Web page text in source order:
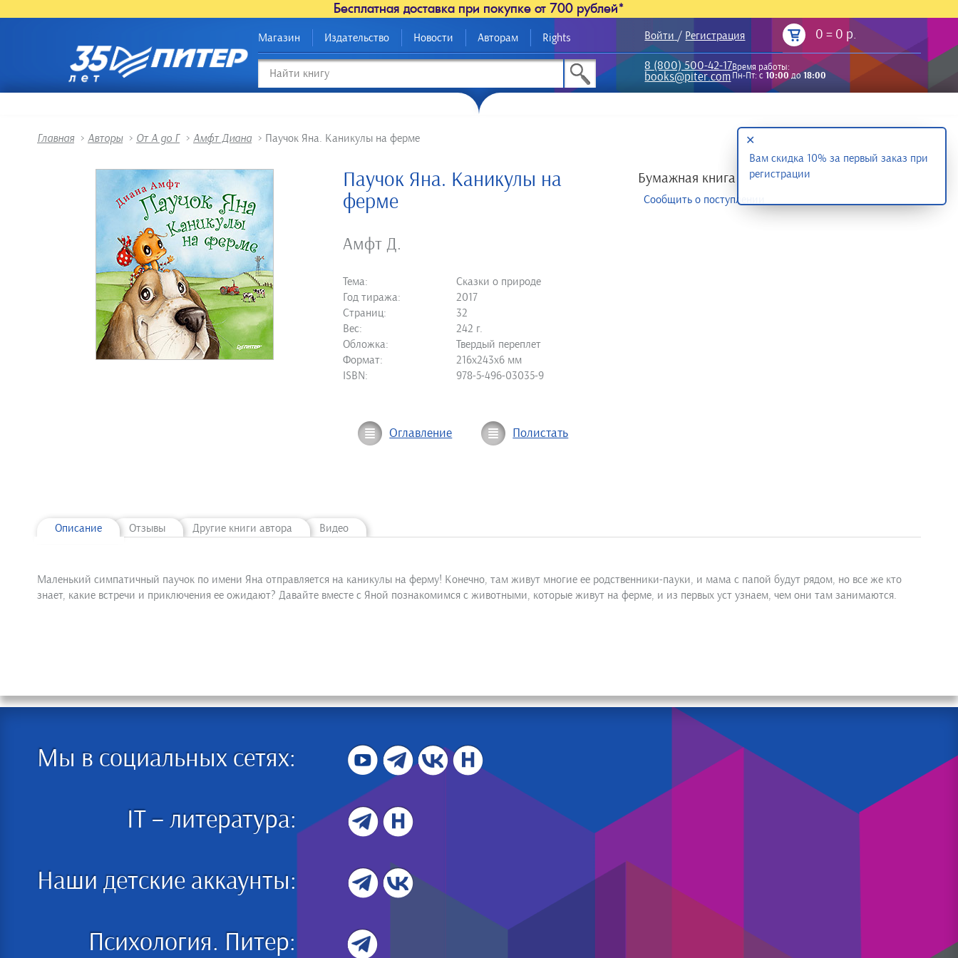
Бесплатная доставка при покупке от 700 рублей*
Магазин Издательство Новости Авторам Rights Войти / Регистрация 0 = 0 р.
8 (800) 500-42-17
books@piter.com
Время работы:
Пн-Пт: с10:00до18:00
Главная > Авторы > От А до Г > Амфт Диана > Паучок Яна. Каникулы на ферме
Паучок Яна. Каникулы на
ферме
Амфт Д.
Тема:
Сказки о природе
Год тиража:
2017
Страниц:
32
Вес:
242 г.
Обложка:
Твердый переплет
Формат:
216х243х6 мм
ISBN:
978-5-496-03035-9
Бумажная книга
Сообщить о поступлении
Оглавление Полистать
Описание Отзывы Другие книги автора Видео
Маленький симпатичный паучок по имени Яна отправляется на каникулы на ферму! Конечно, там живут многие ее родственники-пауки, и мама с папой будут рядом, но все же кто
знает, какие встречи и приключения ее ожидают? Давайте вместе с Яной познакомимся с животными, которые живут на ферме, и из первых уст узнаем, чем они там занимаются.
Мы в социальных сетях:
IT – литература:
Наши детские аккаунты:
Психология. Питер:
Вам скидка 10% за первый заказ при
регистрации
✕